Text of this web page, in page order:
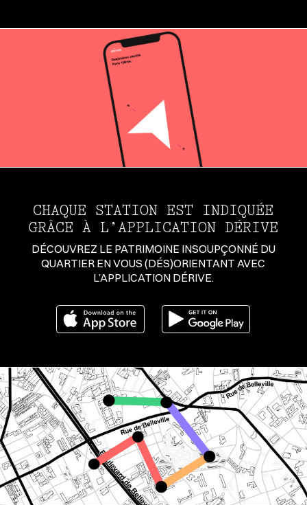
CHAQUE STATION EST INDIQUÉE
GRÂCE À L’APPLICATION DÉRIVE
DÉCOUVREZ LE PATRIMOINE INSOUPÇONNÉ DU
QUARTIER EN VOUS (DÉS)ORIENTANT AVEC
L’APPLICATION DÉRIVE.